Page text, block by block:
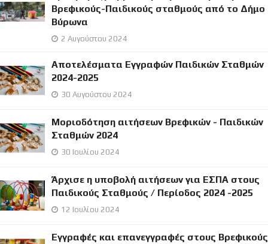
Βρεφικούς-Παιδικούς σταθμούς από το Δήμο
Βύρωνα
2 Αυγούστου 2024
Αποτελέσματα Εγγραφών Παιδικών Σταθμών
2024-2025
30 Αυγούστου 2024
Μοριοδότηση αιτήσεων Βρεφικών - Παιδικών
Σταθμών 2024
30 Ιουλίου 2024
Άρχισε η υποβολή αιτήσεων για ΕΣΠΑ στους
Παιδικούς Σταθμούς / Περίοδος 2024 -2025
12 Ιουλίου 2024
Εγγραφές και επανεγγραφές στους Βρεφικούς